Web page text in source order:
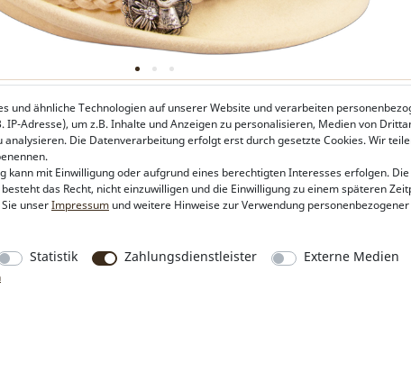
und ähnliche Technologien auf unserer Website und verarbeiten
IP-Adresse), um z.B. Inhalte und Anzeigen zu personalisieren, Medien von
analysieren. Die Datenverarbeitung erfolgt erst durch gesetzte Cookies. Wir
kann mit Einwilligung oder aufgrund eines berechtigten Interesses erfolgen.
das Recht, nicht einzuwilligen und die Einwilligung zu einem späteren
unserImpressum und weitere Hinweise zur Verwendung
Statistik Zahlungsdienstleister Externe Medien